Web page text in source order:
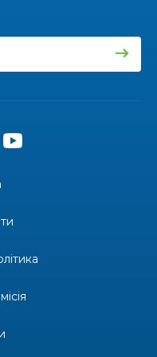
з народознавства
громади у Харкові
у дитячих
краси, мистецтва